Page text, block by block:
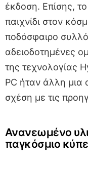
έκδοση. Επίσης,
παιχνίδι στον
ποδόσφαιρο
αδειοδοτημένες
της τεχνολογίας
PC ήταν άλλη μια
σχέση με τις
Ανανεωμένο
παγκόσμιο